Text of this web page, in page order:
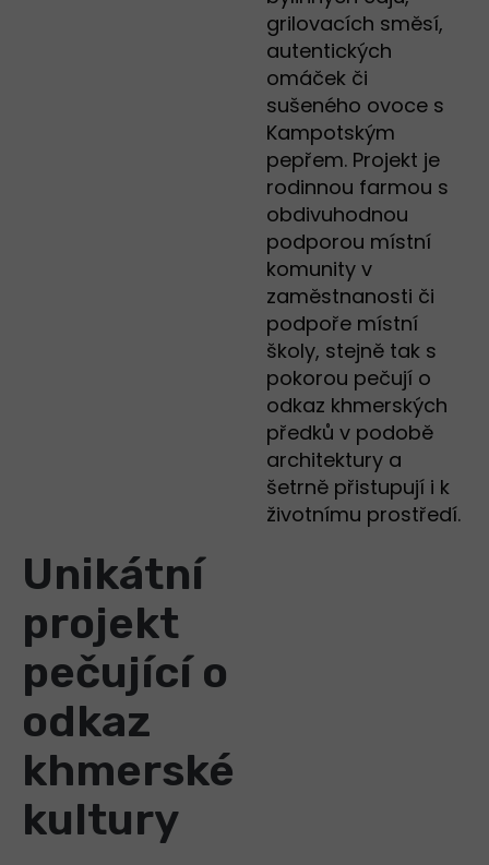
grilovacích směsí,
autentických
omáček či
sušeného ovoce s
Kampotským
pepřem. Projekt je
rodinnou farmou s
obdivuhodnou
podporou místní
komunity v
zaměstnanosti či
podpoře místní
školy, stejně tak s
pokorou pečují o
odkaz khmerských
předků v podobě
architektury a
šetrně přistupují i k
životnímu prostředí.
Unikátní
projekt
pečující o
odkaz
khmerské
kultury